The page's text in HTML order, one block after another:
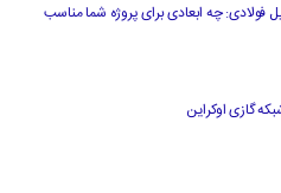
فولادی: چه ابعادی برای پروژه شما مناسب
گازی اوکراین